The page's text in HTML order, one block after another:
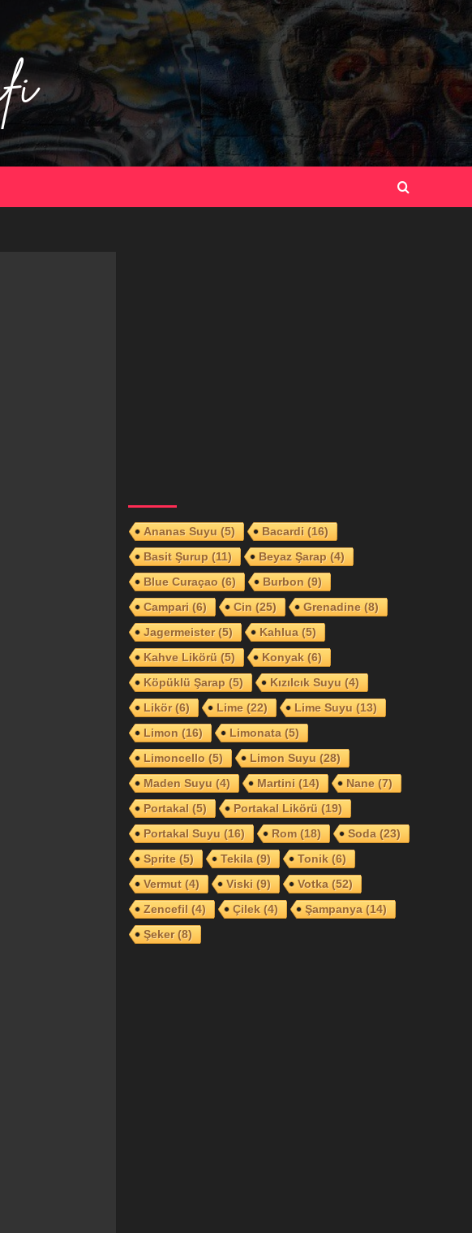
Ananas Suyu(5) Bacardi(16)
Basit Şurup(11) Beyaz Şarap(4)
Blue Curaçao(6) Burbon(9)
Campari(6) Cin(25) Grenadine(8)
Jagermeister(5) Kahlua(5)
Kahve Likörü(5) Konyak(6)
Köpüklü Şarap(5) Kızılcık Suyu(4)
Likör(6) Lime(22) Lime Suyu(13)
Limon(16) Limonata(5)
Limoncello(5) Limon Suyu(28)
Maden Suyu(4) Martini(14) Nane(7)
Portakal(5) Portakal Likörü(19)
Portakal Suyu(16) Rom(18) Soda(23)
Sprite(5) Tekila(9) Tonik(6)
Vermut(4) Viski(9) Votka(52)
Zencefil(4) Çilek(4) Şampanya(14)
Şeker(8)